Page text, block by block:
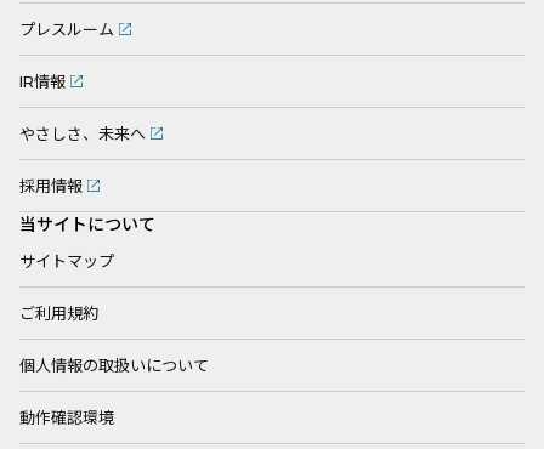
プレスルーム
IR情報
やさしさ、未来へ
採用情報
当サイトについて
サイトマップ
ご利用規約
個人情報の取扱いについて
動作確認環境